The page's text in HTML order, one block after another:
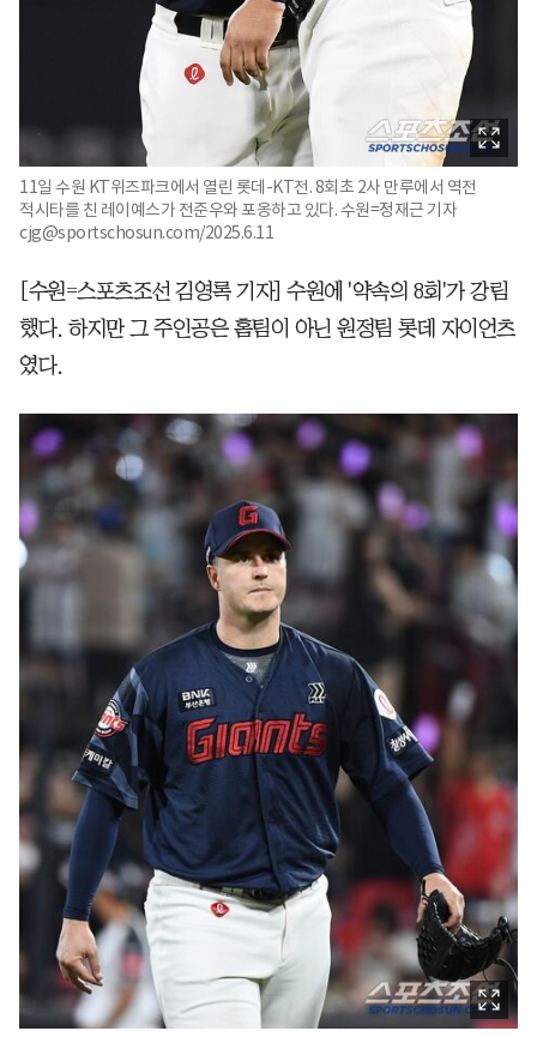
11일 수원 KT위즈파크에서 열린 롯데-KT전. 8회초 2사 만루에서 역전
적시타를 친 레이예스가 전준우와 포옹하고 있다. 수원=정재근 기자
cjg@sportschosun.com/2025.6.11
[수원=스포츠조선 김영록 기자] 수원에 '약속의 8회'가 강림
했다. 하지만 그 주인공은 홈팀이 아닌 원정팀 롯데 자이언츠
였다.